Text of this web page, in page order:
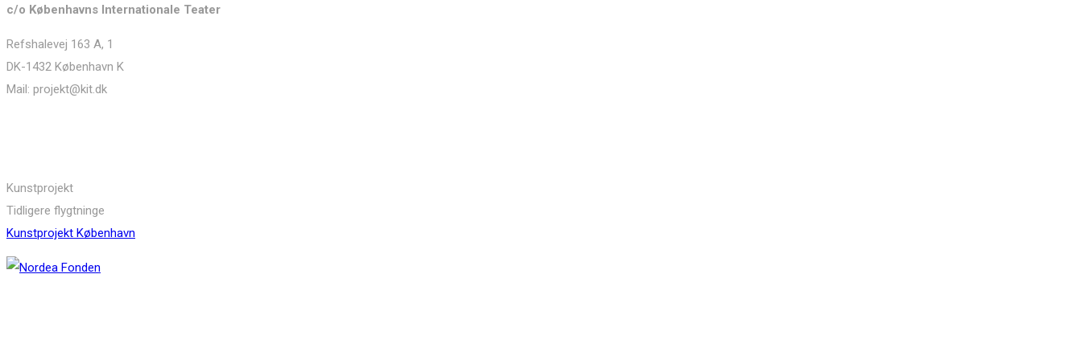
c/o Københavns Internationale Teater
Refshalevej 163 A, 1
DK-1432 København K
Mail: projekt@kit.dk
Kunstprojekt
Tidligere flygtninge
Kunstprojekt København